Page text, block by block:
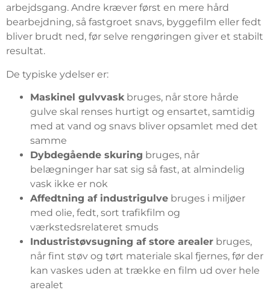
arbejdsgang. Andre kræver først en mere hård
bearbejdning, så fastgroet snavs, byggefilm eller fedt
bliver brudt ned, før selve rengøringen giver et stabilt
resultat.
De typiske ydelser er:
Maskinel gulvvaskbruges, når store hårde
gulve skal renses hurtigt og ensartet, samtidig
med at vand og snavs bliver opsamlet med det
samme
Dybdegående skuring bruges, når
belægninger har sat sig så fast, at almindelig
vask ikke er nok
Affedtning af industrigulve bruges i miljøer
med olie, fedt, sort trafikfilm og
værkstedsrelateret smuds
Industristøvsugning af store arealer bruges,
når fint støv og tørt materiale skal fjernes, før der
kan vaskes uden at trække en film ud over hele
arealet